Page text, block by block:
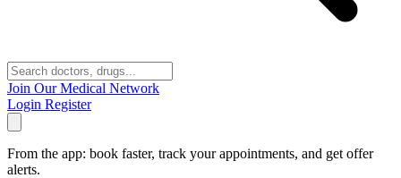
Join Our Medical Network
Login Register
From the app: book faster, track your appointments, and get offer
alerts.